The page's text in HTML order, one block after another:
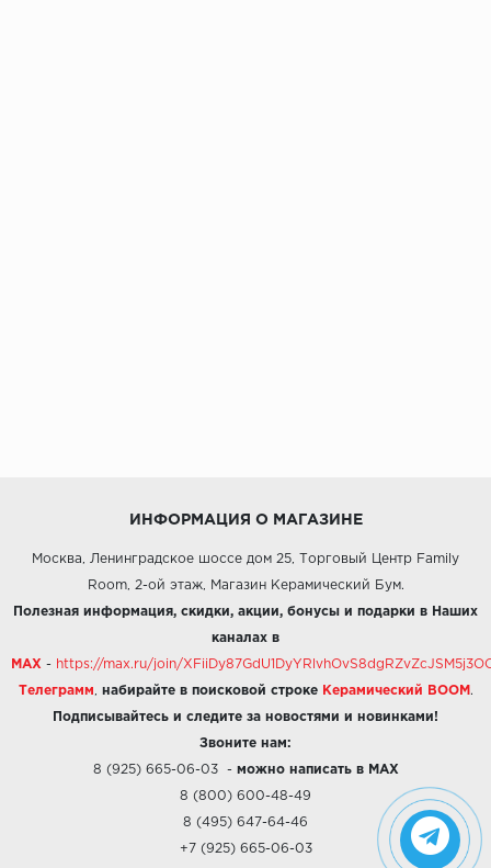
ИНФОРМАЦИЯ О МАГАЗИНЕ
Москва, Ленинградское шоссе дом 25, Торговый Центр Family
Room, 2-ой этаж, Магазин Керамический Бум.
Полезная информация, скидки, акции, бонусы и подарки в Наших
каналах в
MAX - https://max.ru/join/
Телеграмм набирайте в поисковой строке Керамический BOOM .
Подписывайтесь и следите за новостями и новинками!
Звоните нам:
8 (925) 665-06-03- можно написать в MAX
8 (800) 600-48-49
8 (495) 647-64-46
+7 (925) 665-06-03